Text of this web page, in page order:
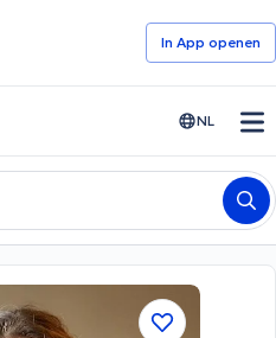
In App openen
NL